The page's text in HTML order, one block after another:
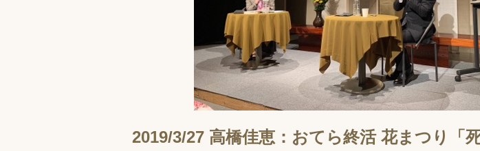
2019/3/27 高橋佳恵：おてら終活 花まつり「